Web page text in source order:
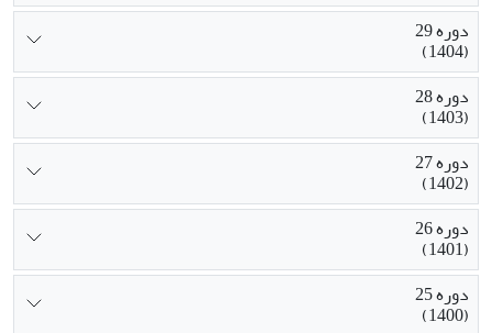
دوره 29
(1404)
دوره 28
(1403)
دوره 27
(1402)
دوره 26
(1401)
دوره 25
(1400)